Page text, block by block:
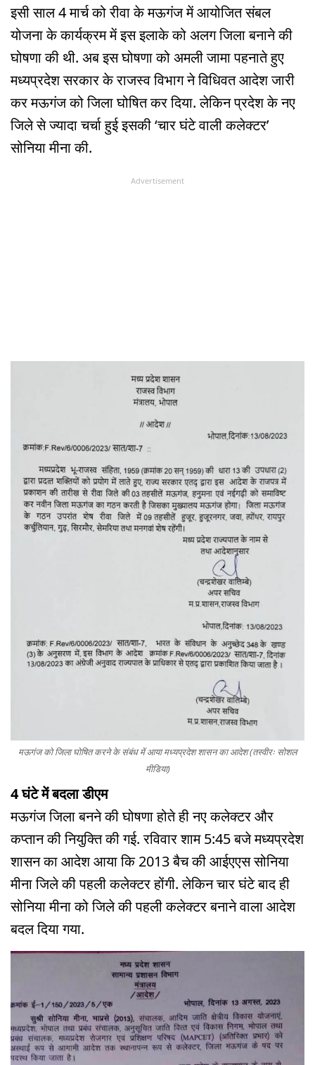
इसी साल 4 मार्च को रीवा के मऊगंज में आयोजित संबल
योजना के कार्यक्रम में इस इलाके को अलग जिला बनाने की
घोषणा की थी. अब इस घोषणा को अमली जामा पहनाते हुए
मध्यप्रदेश सरकार के राजस्व विभाग ने विधिवत आदेश जारी
कर मऊगंज को जिला घोषित कर दिया. लेकिन प्रदेश के नए
जिले से ज्यादा चर्चा हुई इसकी ‘चार घंटे वाली कलेक्टर’
सोनिया मीना की.
Advertisement
मऊगंज को जिला घोषित करने के संबंध में आया मध्यप्रदेश शासन का आदेश (तस्वीरः सोशल
मीडिया)
4 घंटे में बदला डीएम
मऊगंज जिला बनने की घोषणा होते ही नए कलेक्टर और
कप्तान की नियुक्ति की गई. रविवार शाम 5:45 बजे मध्यप्रदेश
शासन का आदेश आया कि 2013 बैच की आईएएस सोनिया
मीना जिले की पहली कलेक्टर होंगी. लेकिन चार घंटे बाद ही
सोनिया मीना को जिले की पहली कलेक्टर बनाने वाला आदेश
बदल दिया गया.